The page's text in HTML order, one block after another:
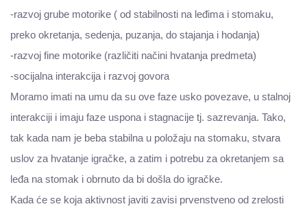
-razvoj grube motorike ( od stabilnosti na leđima i stomaku,
preko okretanja, sedenja, puzanja, do stajanja i hodanja)
-razvoj fine motorike (različiti načini hvatanja predmeta)
-socijalna interakcija i razvoj govora
Moramo imati na umu da su ove faze usko povezave, u stalnoj
interakciji i imaju faze uspona i stagnacije tj. sazrevanja. Tako,
tak kada nam je beba stabilna u položaju na stomaku, stvara
uslov za hvatanje igračke, a zatim i potrebu za okretanjem sa
leđa na stomak i obrnuto da bi došla do igračke.
Kada će se koja aktivnost javiti zavisi prvenstveno od zrelosti